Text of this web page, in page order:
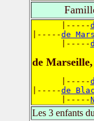
      |-----
|-----de
      |-----
de
      |-----
|-----de
      |-----
Les 3 enfants